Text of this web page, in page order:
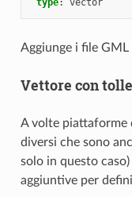
type: vector
Aggiunge i file
Vettore con
A volte piattaforme
diversi che sono
solo in questo
aggiuntive per